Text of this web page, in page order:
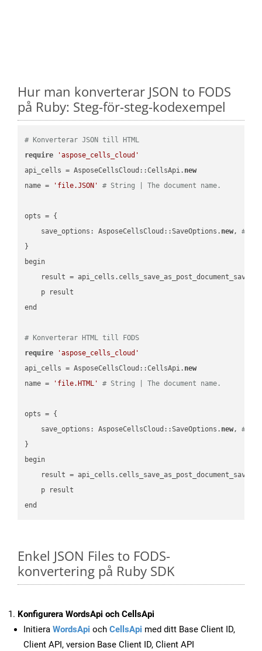
Hur man konverterar JSON to FODS
på Ruby: Steg-för-steg-kodexempel
# Konverterar JSON till HTML
require
'aspose_cells_cloud'
api_cells = AsposeCellsCloud::CellsApi. new
name =
'file.JSON' # String | The document name.
opts = {
    save_options: AsposeCellsCloud::SaveOptions.
new, #
}
begin
result =
    p result
end
# Konverterar HTML till FODS
require
'aspose_cells_cloud'
api_cells = AsposeCellsCloud::CellsApi. new
name =
'file.HTML' # String | The document name.
opts = {
    save_options: AsposeCellsCloud::SaveOptions.
new, #
}
begin
result =
    p result
Enkel JSON Files to FODS-
konvertering på Ruby SDK
Konfigurera WordsApi och CellsApi
Initiera WordsApi och CellsApi med ditt Base Client ID,
Client API, version Base Client ID, Client API